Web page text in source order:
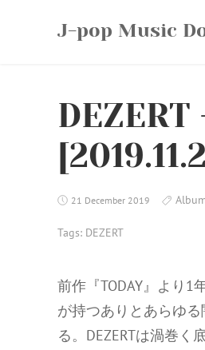
J-pop Music
21 December 2019
Tags: DEZERT
前作『TODAY』より
が持つありとあらゆ
る。DEZERTは渦巻